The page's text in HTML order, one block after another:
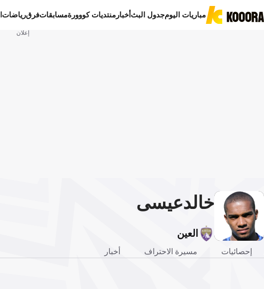
مباريات اليومجدول البثأخبار منتديات كووورةمسابقاتفرقرياضات
إعلان
خالدعيسى
العين
إحصائيات مسيرة الاحتراف أخبار